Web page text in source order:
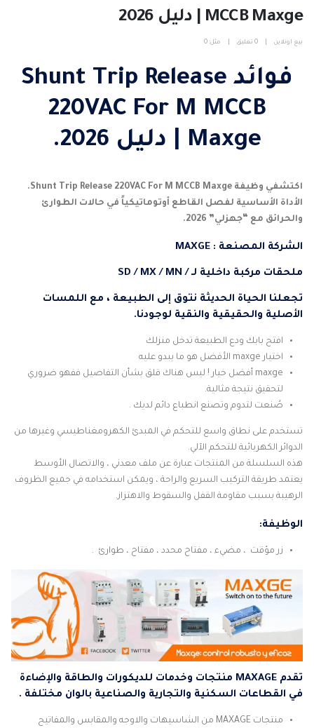
MCCB Maxge | دليل 2026
بيع اونلاين 0 تعليق مثل: 0
فوائد Shunt Trip Release
220VAC For M MCCB
Maxge | دليل 2026.
اكتشفي وظيفة Shunt Trip Release 220VAC For M MCCB Maxge
.
الأداة الأساسية لفصل القاطع أوتوماتيكياً في حالات الطوارئ
والحرائق مع “جهزلي” 2026.
الشركة المصنعة : MAXGE
ملحقات مركبة داخلية لـ / SD / MX / MN
تجعلنا الحياة الحديثة نتوق إلى الطبيعة ، مع اللمسات
الأصلية والحقيقية والنقية لوجودنا.
افتح بابك ودع الطبيعة تدخل منزلك
اختيار maxge الأفضل هو ما يبدو عليه
maxge أفضل خيار ! ليس هناك قلق بشأن التفاصيل ففهو ضروري
لتحقيق نتيجة مثالية.
صُنعت لتدوم وتصنع انطباع دائم لديك .
تستخدم على نطاق واسع للتحكم في المبدئ الكهرومغناطيسي وغيرها من
الدوائر الكهربائية للتحكم الآلي.
هذه السلسلة من المنتجات عبارة عن ملف معدني ، والاتصال الأوسط
يعتمد طريقة التركيب السريع والراحة ، ويمكن استخدامه في جميع الظروف
الرهيبة بسبب مقاومة القفل والسقوط والاهتزاز.
الوظيفة:
زر مؤقت ، مضيء ، مفتاح محدد ، مفتاح ، طوارئ .
تقدم MAXAGE منتجات وخدمات للديكورات والطاقة والإضاءة
في القطاعات السكنية والتجارية والصناعية بالوان مختلفة .
منتجات MAXAGE من الشاسيهات والاوجه والمقابس والمفاتيح